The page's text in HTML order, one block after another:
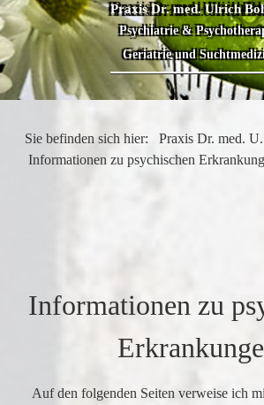
Praxis Dr. med. Ulrich
Psychiatrie &
Geriatrie und
Sie befinden sich hier: Praxis Dr. med.
Informationen zu psychischen
Informationen zu
Auf den folgenden Seiten verweise ich